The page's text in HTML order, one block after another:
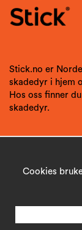
Stick.no er
skadedyr i hjem
Hos oss finner
skadedyr.
Cookies